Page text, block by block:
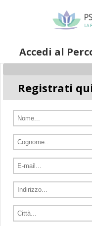
Accedi al
Registrati